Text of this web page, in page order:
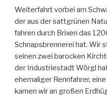
Weiterfahrt vorbei am
der aus der sattgrünen
fahren durch Brixen das
Schnapsbrennerei hat. Wir
seinen zwei barocken
der Industriestadt Wörgl
ehemaliger Rennfahrer,
kamen wir an großen